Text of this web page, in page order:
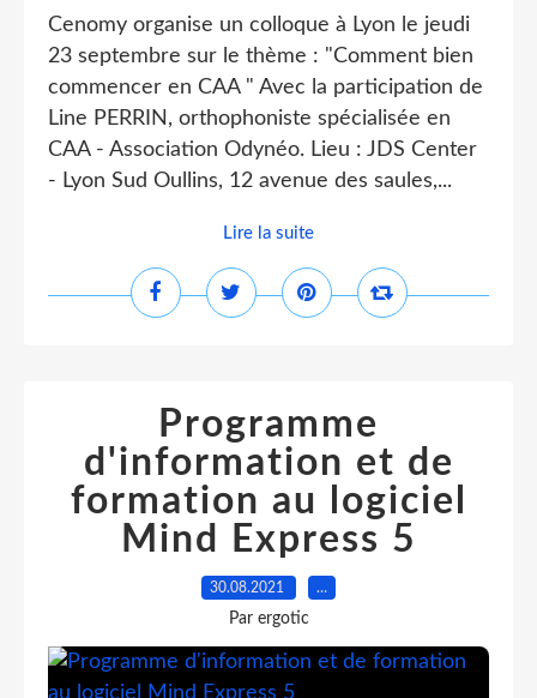
Cenomy organise un colloque à Lyon le jeudi
23 septembre sur le thème : "Comment bien
commencer en CAA " Avec la participation de
Line PERRIN, orthophoniste spécialisée en
CAA - Association Odynéo. Lieu : JDS Center
- Lyon Sud Oullins, 12 avenue des saules,...
Lire la suite
Programme
d'information et de
formation au logiciel
Mind Express 5
30.08.2021 …
Par ergotic